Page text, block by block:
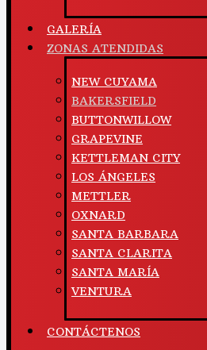
GALERÍA
ZONAS ATENDIDAS
NEW CUYAMA
BAKERSFIELD
BUTTONWILLOW
GRAPEVINE
KETTLEMAN CITY
LOS ÁNGELES
METTLER
OXNARD
SANTA BARBARA
SANTA CLARITA
SANTA MARÍA
VENTURA
CONTÁCTENOS